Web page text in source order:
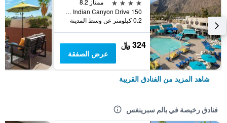
ممتاز 8.2
150 South Indian Canyon Drive, بالم سبرينغس, CA, الولايات المتحدة الأميريكية
0.2 كيلومتر عن وسط المدينة
324 ﷼
عرض الصفقة
شاهد المزيد من الفنادق القريبة
فنادق رخيصة في بالم سبرينغس